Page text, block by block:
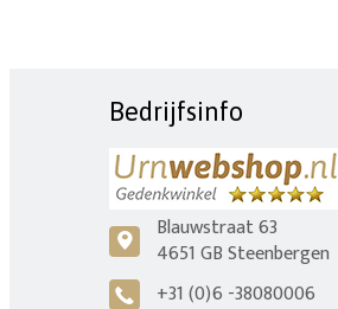
Bedrijfsinfo
c
Blauwstraat 63
4651 GB Steenbergen
A +31 (0)6 -38080006